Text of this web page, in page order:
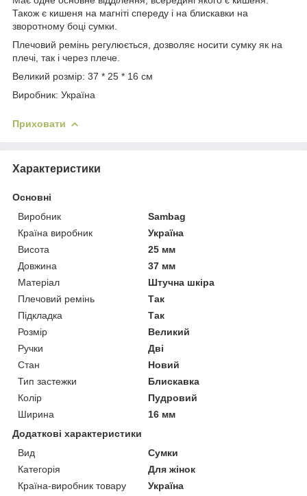
Також є кишеня на магніті спереду і на блискавки на
зворотному боці сумки.
Плечовий ремінь регулюється, дозволяє носити сумку як на
плечі, так і через плече.
Великий розмір: 37 * 25 * 16 см
Виробник: Україна
Приховати
Характеристики
Основні
Виробник
Sambag
Країна виробник
Україна
Висота
25 мм
Довжина
37 мм
Матеріал
Штучна шкіра
Плечовий ремінь
Так
Підкладка
Так
Розмір
Великий
Ручки
Дві
Стан
Новий
Тип застежки
Блискавка
Колір
Пудровий
Ширина
16 мм
Додаткові характеристики
Вид
Сумки
Категорія
Для жінок
Країна-виробник товару
Україна